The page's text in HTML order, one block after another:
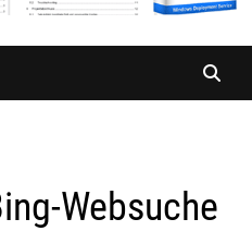
Websuche